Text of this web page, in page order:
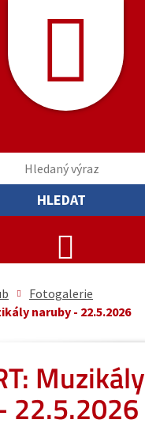
HLEDAT
Fotogalerie
naruby - 22.5.2026
Muzikály
22.5.2026